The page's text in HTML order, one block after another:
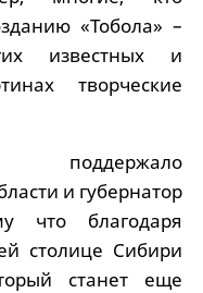
«Тобола» –
известных и
творческие
поддержало
и губернатор
что благодаря
столице Сибири
станет еще